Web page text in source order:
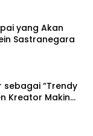
yang Akan
Sastranegara
sebagai “Trendy
Kreator Makin